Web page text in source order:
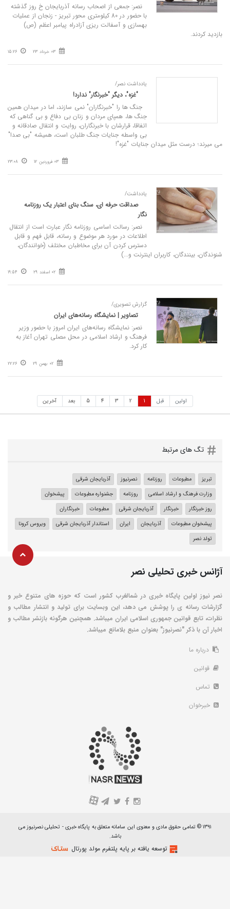
نصر: جمعی از اصحاب رسانه آذربایجان خ روز گذشته
با حضور در 80 کیلومتری محور تبریز - زنجان از عملیات
بهسازی و آسفالت ریزی آزادراه پیامبر اعظم (ص)
بازدید کردند.
03 خرداد 23 15:26
یادداشت نصر/
"غزه"، دیگر "خبرنگار" ندارد!
جنگ ها را "خبرنگاران" نمی سازند، اما در میدان همین
جنگ ها، همپای مردان و زنان بی دفاع و بی گناهی که
اتفاقا، قرارشان با خبرنگاران، روایت و انتقال صادقانه و
بی واسطه جنایات جنگ طلبان است، همیشه "بی صدا"
می میرند؛ درست مثل میدان جنایات "غزه"!
03 فروردین 12 23:08
یادداشت/
صداقت حرفه ای، سنگ بنای اعتبار یک روزنامه
نگار
نصر: رسالت اساسی روزنامه نگار عبارت است از انتقال
اطلاعات در مورد هر موضوع و رسانه، قابل فهم و قابل
دسترس کردن آن برای مخاطبان مختلف (خوانندگان،
شنوندگان، بینندگان، کاربران اینترنت و...)
02 اسفند 29 19:54
گزارش تصویری/
تصاویر | نمایشگاه رسانه‌های ایران
نصر: نمایشگاه رسانه‌های ایران امروز با حضور وزیر
فرهنگ و ارشاد اسلامی در محل مصلی تهران آغاز به
کار کرد.
02 بهمن 29 22:26
اولین قبل 1
2
3
4
5 بعد آخرین
تگ های مرتبط
تبریز مطبوعات روزنامه نصرنیوز
آذربایجان شرقی
وزارت فرهنگ و ارشاد اسلامی
روزنامه جشنواره مطبوعات
پیشخوان
روز خبرنگار
خبرنگار آذربایجان شرقی مطبوعات
خبرنگاران
پیشخوان مطبوعات
آذربایجان ایران استاندار آذربایجان شرقی
ویروس کرونا
تولد نصر
آژانس خبری تحلیلی نصر
نصر نیوز اولین پایگاه خبری در شمالغرب کشور است که حوزه های متنوع خبر و
گزارشات رسانه ی را پوشش می دهد، این وبسایت برای تولید و انتشار مطالب و
نظرات، تابع قوانین جمهوری اسلامی ایران میباشد. همچنین هرگونه بازنشر مطالب و
اخبار آن با ذکر "نصرنیوز" بعنوان منبع بلامانع میباشد.
درباره ما
قوانین
تماس
خبرخوان
A
۱۳۹۱ © تمامی حقوق مادی و معنوی این سامانه متعلق به پایگاه خبری - تحلیلی نصرنیوز می
باشد.
توسعه یافته بر پایه پلتفرم مولد پورتال